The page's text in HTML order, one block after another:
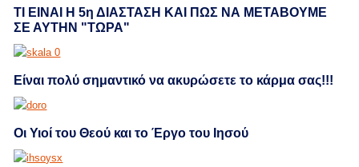
ΤΙ ΕΙΝΑΙ Η 5η ΔΙΑΣΤΑΣΗ ΚΑΙ ΠΩΣ ΝΑ ΜΕΤΑΒΟΥΜΕ
ΣΕ ΑΥΤΗΝ "ΤΩΡΑ"
Eίναι πολύ σημαντικό να ακυρώσετε το κάρμα σας!!!
Οι Υιοί του Θεού και το Έργο του Ιησού